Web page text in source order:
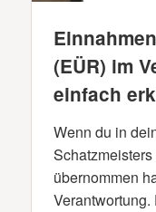
(EÜR) im
einfach
Wenn du in
übernommen